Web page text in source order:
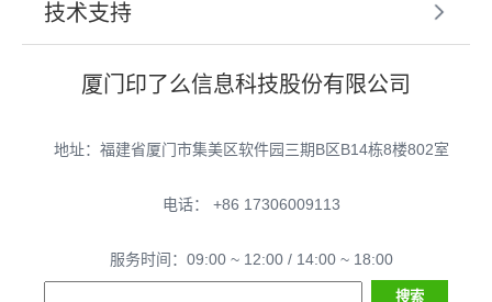
技术支持
厦门印了么信息科技股份有限公司
地址：福建省厦门市集美区软件园三期B区B14栋8楼802室
电话： +86 17306009113
服务时间：09:00 ~ 12:00 / 14:00 ~ 18:00